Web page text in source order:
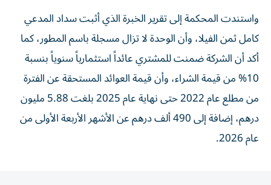
واستندت المحكمة إلى تقرير الخبرة الذي أثبت سداد المدعي
كامل ثمن الفيلا، وأن الوحدة لا تزال مسجلة باسم المطور، كما
أكد أن الشركة ضمنت للمشتري عائداً استثمارياً سنوياً بنسبة
10% من قيمة الشراء، وأن قيمة العوائد المستحقة عن الفترة
من مطلع عام 2022 حتى نهاية عام 2025 بلغت 5.88 مليون
درهم، إضافة إلى 490 ألف درهم عن الأشهر الأربعة الأولى من
عام 2026.